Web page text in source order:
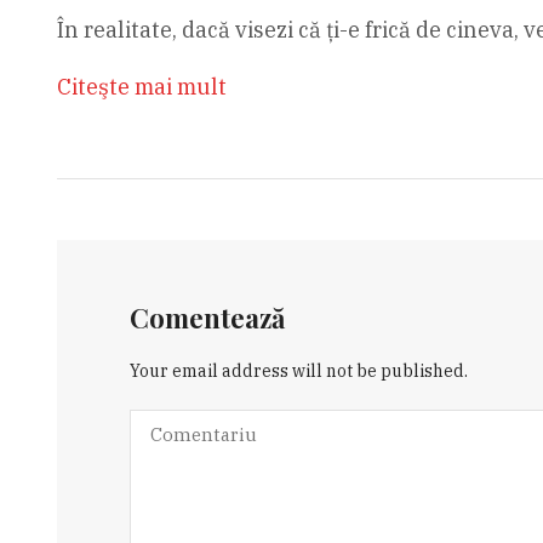
În realitate, dacă visezi că ți-e frică de cineva,
Citeşte mai mult
Comentează
Your email address will not be published.